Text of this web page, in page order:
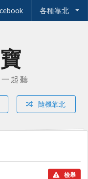
各種靠北
起聽
隨機靠北
檢舉